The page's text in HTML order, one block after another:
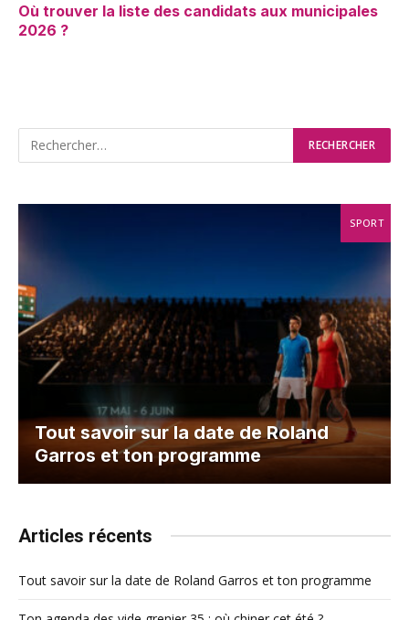
Où trouver la liste des candidats aux municipales
2026 ?
SPORT
Tout savoir sur la date de Roland
Garros et ton programme
Articles récents
Tout savoir sur la date de Roland Garros et ton programme